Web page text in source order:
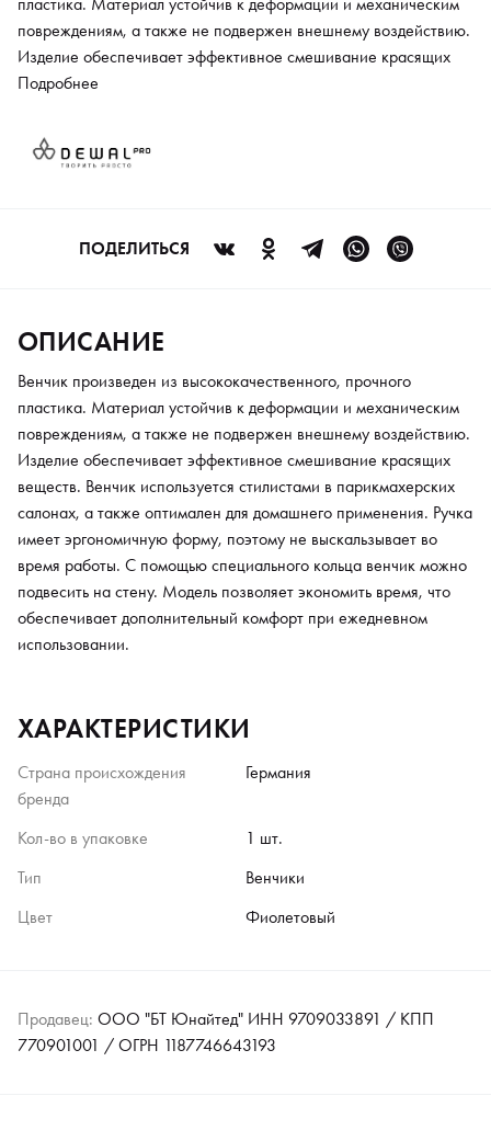
повреждениям, а также не подвержен внешнему воздействию.
Изделие обеспечивает эффективное смешивание красящих
веществ. Венчик используется стилистами в парикмахерских
имеет эргономичную форму, поэтому не выскальзывает во
время работы. С помощью специального кольца венчик можно
использовании.
Подробнее
ПОДЕЛИТЬСЯ
ОПИСАНИЕ
Венчик произведен из высококачественного, прочного
пластика. Материал устойчив к деформации и механическим
повреждениям, а также не подвержен внешнему воздействию.
Изделие обеспечивает эффективное смешивание красящих
веществ. Венчик используется стилистами в парикмахерских
салонах, а также оптимален для домашнего применения. Ручка
имеет эргономичную форму, поэтому не выскальзывает во
время работы. С помощью специального кольца венчик можно
подвесить на стену. Модель позволяет экономить время, что
обеспечивает дополнительный комфорт при ежедневном
использовании.
ХАРАКТЕРИСТИКИ
Страна происхождения
бренда
Германия
Кол-во в упаковке
1 шт.
Тип
Венчики
Цвет
Фиолетовый
Продавец: ООО "БТ Юнайтед" ИНН 9709033891 / КПП
770901001 / ОГРН 1187746643193